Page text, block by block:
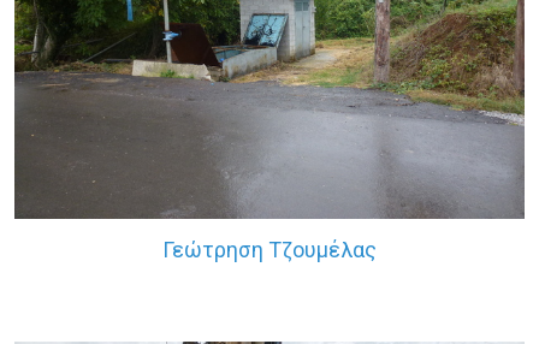
Γεώτρηση Τζουμέλας